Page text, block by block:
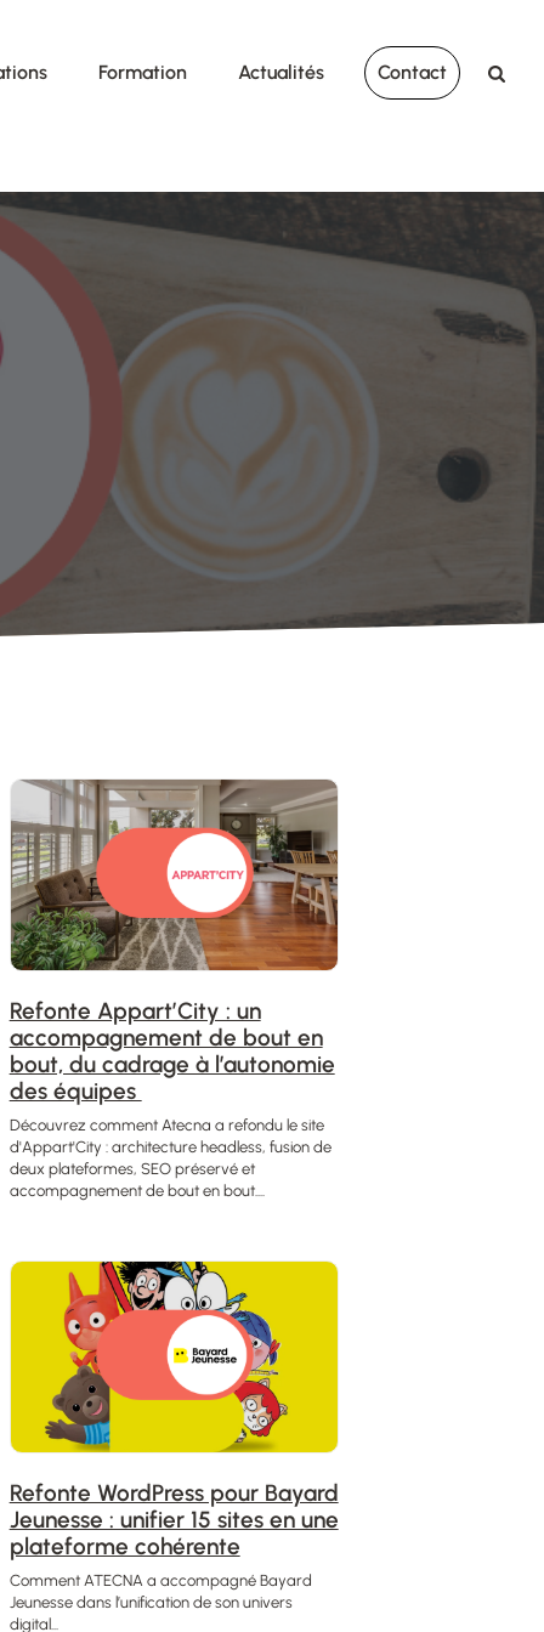
Formation Actualités Contact
Refonte Appart’City : un
accompagnement de bout en
bout, du cadrage à l’autonomie
des équipes
Découvrez comment Atecna a refondu le site
d'Appart'City : architecture headless, fusion de
deux plateformes, SEO préservé et
accompagnement de bout en bout....
Refonte WordPress pour Bayard
Jeunesse : unifier 15 sites en une
plateforme cohérente
Comment ATECNA a accompagné Bayard
Jeunesse dans l’unification de son univers
digital...